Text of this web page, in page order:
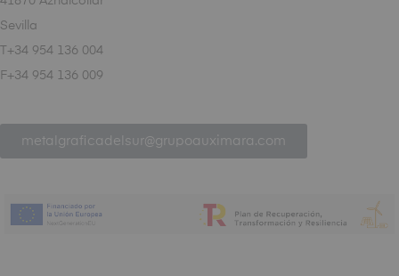
Sevilla
T+34 954 136 004
F+34 954 136 009
metalgraficadelsur@grupoauximara.com